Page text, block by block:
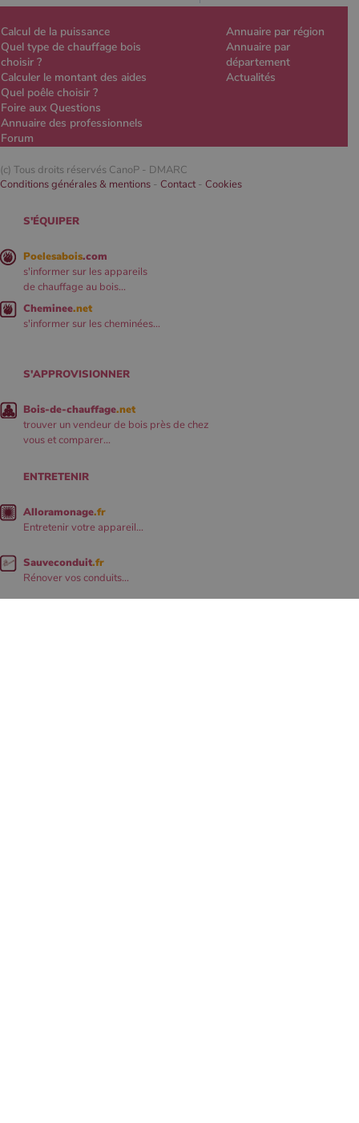
Calcul de la puissance
Quel type de chauffage bois
choisir ?
Calculer le montant des aides
Quel poêle choisir ?
Foire aux Questions
Annuaire des professionnels
Forum
Annuaire par région
Annuaire par
département
Actualités
(c) Tous droits réservés CanoP - DMARC
Conditions générales & mentions - Contact- Cookies
S'ÉQUIPER
Poelesabois.com
s'informer sur les appareils
de chauffage au bois...
Cheminee.net
s'informer sur les cheminées...
S'APPROVISIONNER
Bois-de-chauffage.net
trouver un vendeur de bois près de chez
vous et comparer...
ENTRETENIR
Alloramonage.fr
Entretenir votre appareil...
Sauveconduit.fr
Rénover vos conduits...